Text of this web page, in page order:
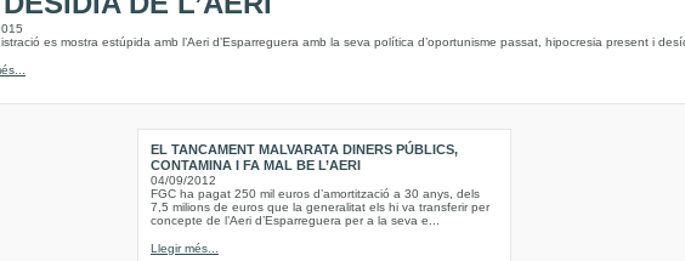
es mostra estúpida amb l’Aeri d’Esparreguera amb la seva política d’oportunisme passat, hipocresia present i
EL TANCAMENT MALVARATA DINERS PÚBLICS,
CONTAMINA I FA MAL BE L’AERI
04/09/2012
FGC ha pagat 250 mil euros d’amortització a 30 anys, dels
7,5 milions de euros que la generalitat els hi va transferir per
concepte de l’Aeri d’Esparreguera per a la seva e...
Llegir més...